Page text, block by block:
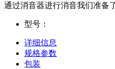
通过消音器进行消音我们准备
型号：
详细信息
规格参数
包装